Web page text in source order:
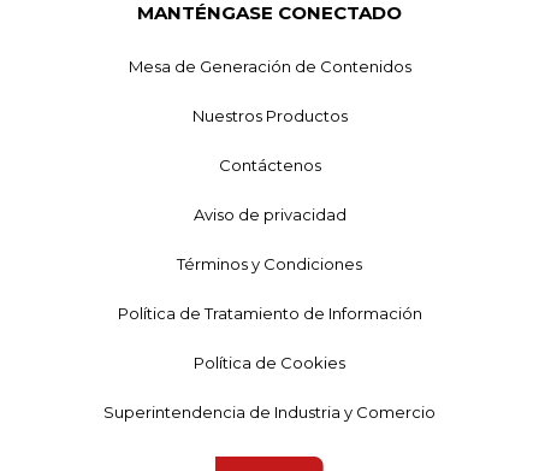
MANTÉNGASE CONECTADO
Mesa de Generación de Contenidos
Nuestros Productos
Contáctenos
Aviso de privacidad
Términos y Condiciones
Política de Tratamiento de Información
Política de Cookies
Superintendencia de Industria y Comercio